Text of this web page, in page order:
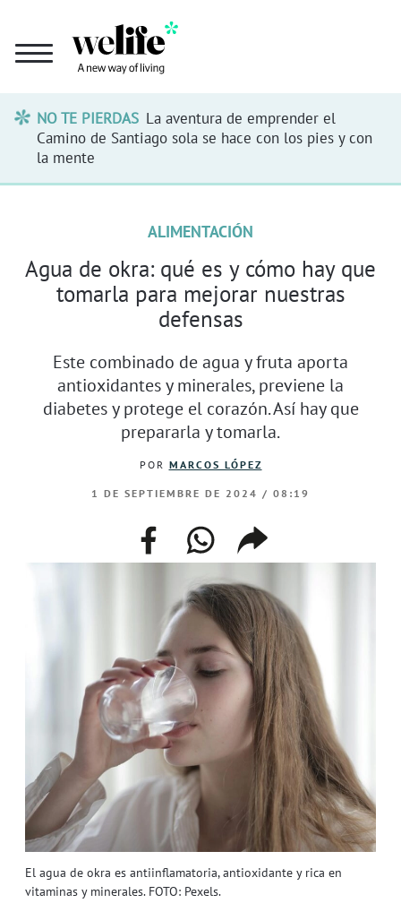
NO TE PIERDAS La aventura de emprender el
Camino de Santiago sola se hace con los pies y con
la mente
El agua de okra es antiinflamatoria, antioxidante y rica en
vitaminas y minerales. FOTO: Pexels.
ALIMENTACIÓN
Agua de okra: qué es y cómo hay que
tomarla para mejorar nuestras
defensas
Este combinado de agua y fruta aporta
antioxidantes y minerales, previene la
diabetes y protege el corazón. Así hay que
prepararla y tomarla.
POR MARCOS LÓPEZ
1 DE SEPTIEMBRE DE 2024 / 08:19
facebookwhatsappcompartir
enlace